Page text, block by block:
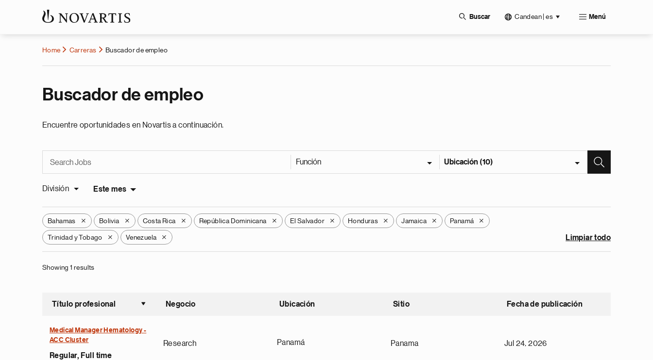
Buscar Candean | es Menú
Home Carreras Buscador de empleo
Buscador de empleo
Encuentre oportunidades en Novartis a continuación.
Función Ubicación (10)
División Este mes
Bahamas X Bolivia X Costa Rica X República Dominicana X El Salvador X Honduras X Jamaica X Panamá X
Trinidad y Tobago X Venezuela X Limpiar todo
Showing 1 results
Título profesional
Ordenar ascendente
Negocio Ubicación Sitio Fecha de publicación
Medical Manager Hematology -
ACC Cluster
Regular, Full time
Research Panamá Panama Jul 24, 2026